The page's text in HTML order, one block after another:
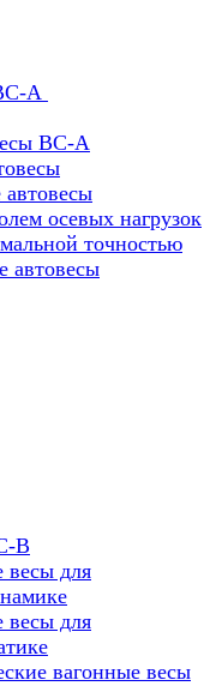
А
ВС-А
осевых нагрузок
точностью
автовесы
В
весы для
весы для
вагонные весы